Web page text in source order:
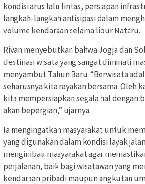
kondisi arus lalu lintas, persiapan
langkah-langkah antisipasi dalam
volume kendaraan selama libur Nataru.
Rivan menyebutkan bahwa Jogja dan
destinasi wisata yang sangat diminati
menyambut Tahun Baru. “Berwisata
seharusnya kita rayakan bersama. Oleh
kita mempersiapkan segala hal dengan
akan bepergian,” ujarnya.
Ia mengingatkan masyarakat untuk
yang digunakan dalam kondisi layak
mengimbau masyarakat agar
perjalanan, baik bagi wisatawan yang
kendaraan pribadi maupun angkutan